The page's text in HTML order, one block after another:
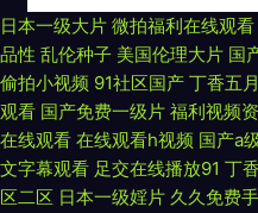
91 91在线大神观看传媒 欧美日韩
观看 九九热99国产精品 伊人艹91
亚洲精品五月婷婷 亚洲欧洲成人
日本一级大片 微拍福利在线观看
品性 乱伦种子 美国伦理大片 国
偷拍小视频 91社区国产 丁香五
观看 国产免费一级片 福利视频
在线观看 在线观看h视频 国产a
文字幕观看 足交在线播放91 丁
区二区 日本一级婬片 久久免费